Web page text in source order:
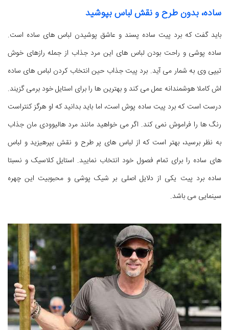
ساده، بدون طرح و نقش لباس بپوشید
باید گفت که برد پیت ساده پسند و عاشق پوشیدن لباس های ساده است.
ساده پوشی و راحت بودن لباس های این مرد جذاب از جمله رازهای خوش
تیپی وی به شمار می آید. برد پیت جذاب حین انتخاب کردن لباس های ساده
اش کاملا هوشمندانه عمل می کند و بهترین ها را برای استایل خود برمی گزیند.
درست است که برد پیت ساده پوش است، اما باید بدانید که او هرگز کنتراست
رنگ ها را فراموش نمی کند. اگر می خواهید مانند مرد هالیوودی مان جذاب
به نظر برسید، بهتر است که از لباس های پر طرح و نقش بپرهیزید و لباس
های ساده را برای تمام فصول خود انتخاب نمایید. استایل کلاسیک و نسبتا
ساده برد پیت یکی از دلایل اصلی بر شیک پوشی و محبوبیت این چهره
سینمایی می باشد.